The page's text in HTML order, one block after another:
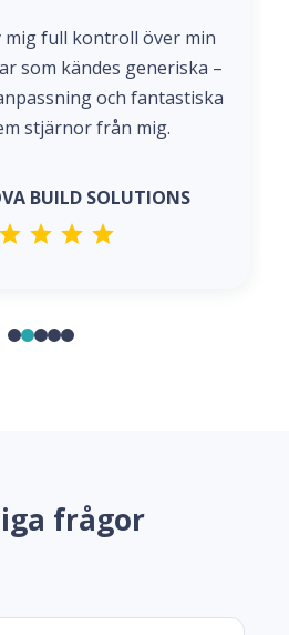
mig full kontroll över min
som kändes generiska –
och fantastiska
stjärnor från mig.
BUILD SOLUTIONS
frågor